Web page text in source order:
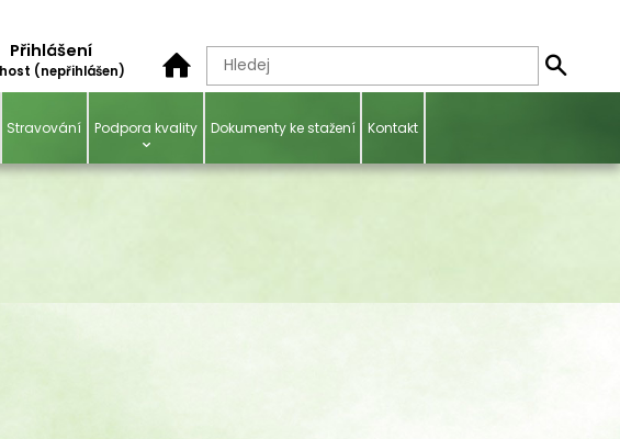
Přihlášení
(nepřihlášen)
Stravování Podpora kvality Dokumenty ke stažení Kontakt